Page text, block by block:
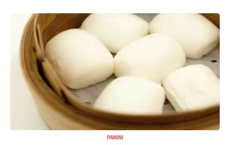
PANINI